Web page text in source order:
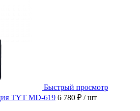
Быстрый просмотр
TYT MD-619 6 780 ₽ / шт